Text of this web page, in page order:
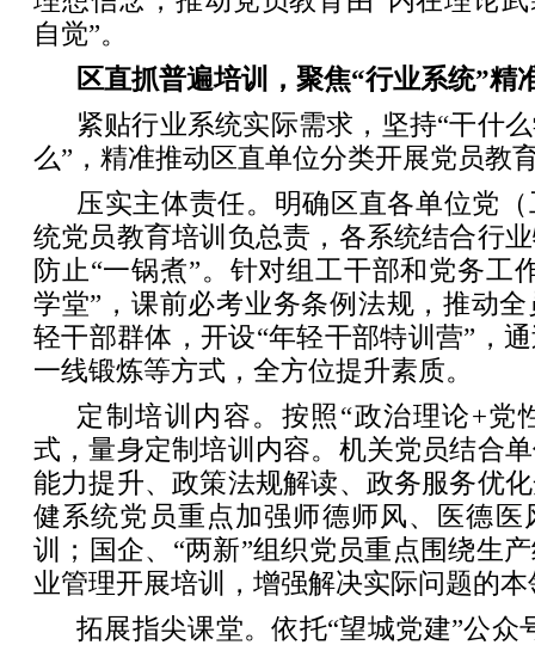
自觉”。
区直抓普遍培训，聚焦“行业系统”精
紧贴行业系统实际需求，坚持“干什
么”，精准推动区直单位分类开展党员教
压实主体责任。明确区直各单位党
统党员教育培训负总责，各系统结合行
防止“一锅煮”。针对组工干部和党务工
学堂”，课前必考业务条例法规，推动
轻干部群体，开设“年轻干部特训营”，
一线锻炼等方式，全方位提升素质。
定制培训内容。按照“政治理论+党
式，量身定制培训内容。机关党员结合
能力提升、政策法规解读、政务服务优
健系统党员重点加强师德师风、医德医
训；国企、“两新”组织党员重点围绕生
业管理开展培训，增强解决实际问题的本
拓展指尖课堂。依托“望城党建”公众